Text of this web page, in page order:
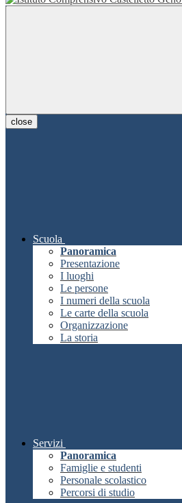
close
Scuola
Panoramica
Presentazione
I luoghi
Le persone
I numeri della scuola
Le carte della scuola
Organizzazione
La storia
Servizi
Panoramica
Famiglie e studenti
Personale scolastico
Percorsi di studio